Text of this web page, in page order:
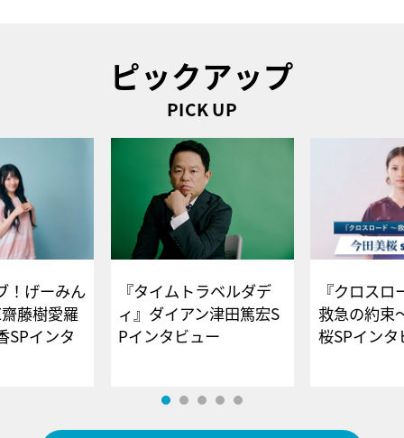
ピックアップ
PICK UP
！げーみん
藤樹愛羅
SPインタ
『タイムトラベルダデ
ィ』ダイアン津田篤宏S
Pインタビュー
『クロス
救急の約束
桜SPイ